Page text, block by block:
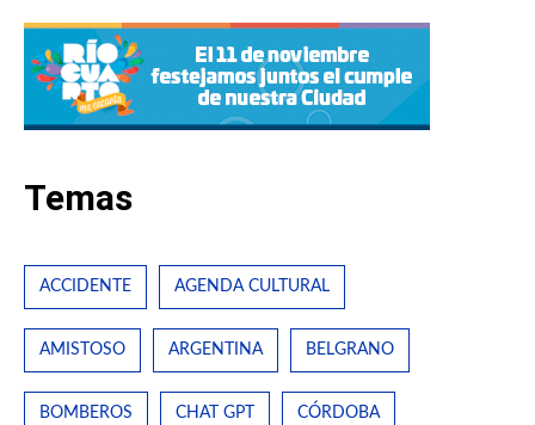
Temas
ACCIDENTE AGENDA CULTURAL
AMISTOSO ARGENTINA BELGRANO
BOMBEROS CHAT GPT CÓRDOBA